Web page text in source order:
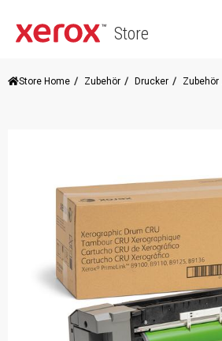
Store
Store Home Zubehör Drucker Zubehör